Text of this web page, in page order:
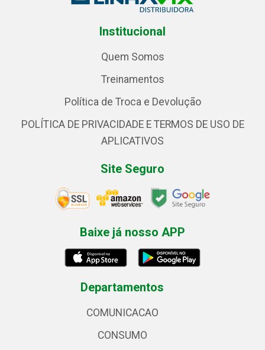
Institucional
Quem Somos
Treinamentos
Política de Troca e Devolução
POLÍTICA DE PRIVACIDADE E TERMOS DE USO DE
APLICATIVOS
Site Seguro
Baixe já nosso APP
Departamentos
COMUNICACAO
CONSUMO